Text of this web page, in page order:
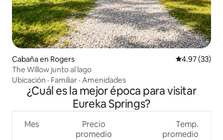
Cabaña en Rogers Calificación
4.97 (33)
The Willow junto al lago
Ubicación · Familiar · Amenidades
¿Cuál es la mejor época para visitar
Eureka Springs?
Mes
Precio
promedio
Temp.
promedio